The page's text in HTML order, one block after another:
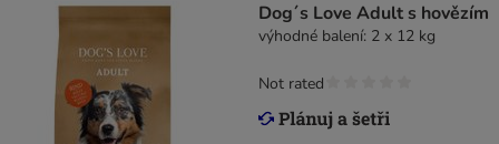
Dog´s Love Adult s hovězím
výhodné balení: 2 x 12 kg
Not rated